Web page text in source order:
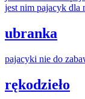
jest nim pajacyk dla
ubranka
pajacyki nie do
rękodzieło